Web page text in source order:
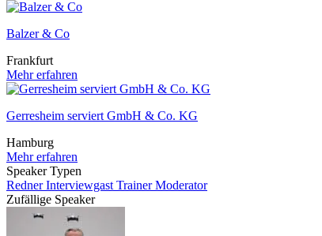
Balzer & Co
Frankfurt
Mehr erfahren
Gerresheim serviert GmbH & Co. KG
Hamburg
Mehr erfahren
Speaker Typen
RednerInterviewgast TrainerModerator
Zufällige Speaker